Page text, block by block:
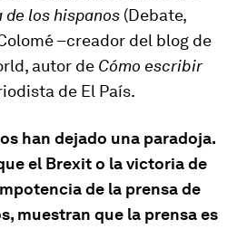
de los hispanos (Debate,
–creador del blog de
autor de Cómo escribir
de El País.
han dejado una paradoja.
el Brexit o la victoria de
de la prensa de
muestran que la prensa es